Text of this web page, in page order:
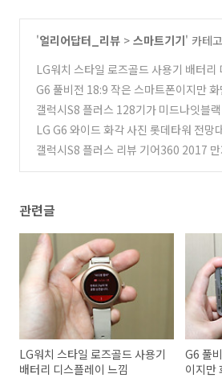
'얼리어답터_리뷰 > 스마트기기' 카테
LG워치 스타일 로즈골드 사용기 배터리
레이 느낌
(3)
G6 풀비전 18:9 작은 스마트폰이지만
(1)
갤럭시S8 플러스 128기가 미드나잇블
(5)
LG G6 와이드 화각 사진 롯데타워 전망대
기
(2)
갤럭시S8 플러스 리뷰 기어360 2017
관련글
LG워치 스타일 로즈골드 사용기
배터리 디스플레이 느낌
G6 풀
이지만